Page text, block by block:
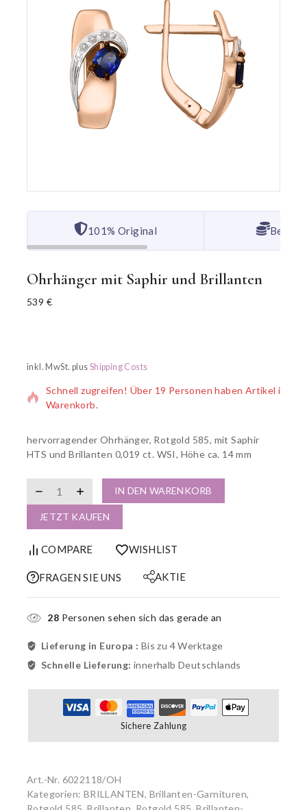
101% Original Bester
Ohrhänger mit Saphir und Brillanten
539 €
inkl. MwSt. plus Shipping Costs
11 Produkte wurden in den letzten 6 Stunden verkauft
Schnell zugreifen! Über 19 Personen haben Artikel im
Warenkorb.
hervorragender Ohrhänger, Rotgold 585, mit Saphir
HTS und Brillanten 0,019 ct. WSI, Höhe ca. 14 mm
IN DEN WARENKORB
JETZT KAUFEN
COMPARE WISHLIST
FRAGEN SIE UNS AKTIE
28 Personen sehen sich das gerade an
Lieferung in Europa : Bis zu 4 Werktage
Schnelle Lieferung: innerhalb Deutschlands
Sichere Zahlung
Art.-Nr. 6022118/OH
Kategorien: BRILLANTEN, Brillanten-Garnituren,